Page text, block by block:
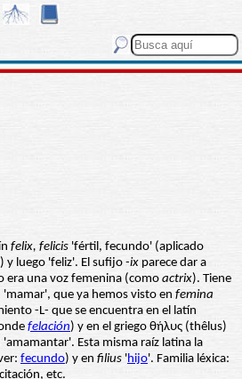
felix, felicis 'fértil, fecundo' (aplicado
y luego 'feliz'. El sufijo -ix parece dar a
era una voz femenina (como actrix). Tiene
'mamar', que ya hemos visto en femina
-L- que se encuentra en el latín
felación) y en el griego θήλυς (thêlus)
Esta misma raíz latina la
fecundo) y en filius 'hijo'. Familia léxica:
etc.